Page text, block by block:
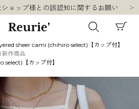
ョップ様との誤認知に関するお願い
震源とする地震の影響について
中の営業・配送に関して
ョップ様との誤認知に関するお願い
以上ご購入で送料無料
sheer cami (chihiro select)【カップ付】
作商品
【カップ付】